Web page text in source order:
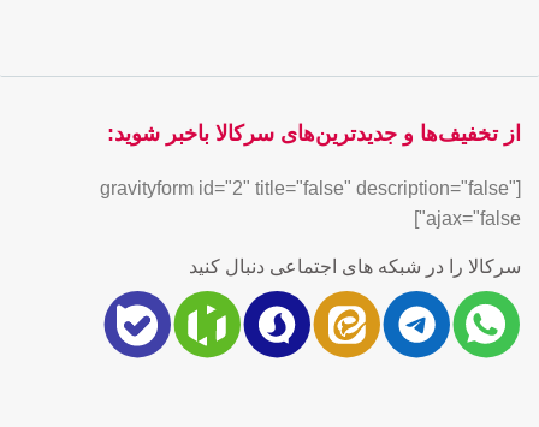
از تخفیف‌ها و جدیدترین‌های سرکالا باخبر شوید:
[gravityform id="2" title="false" description="false"
ajax="false"]
سرکالا را در شبکه های اجتماعی دنبال کنید